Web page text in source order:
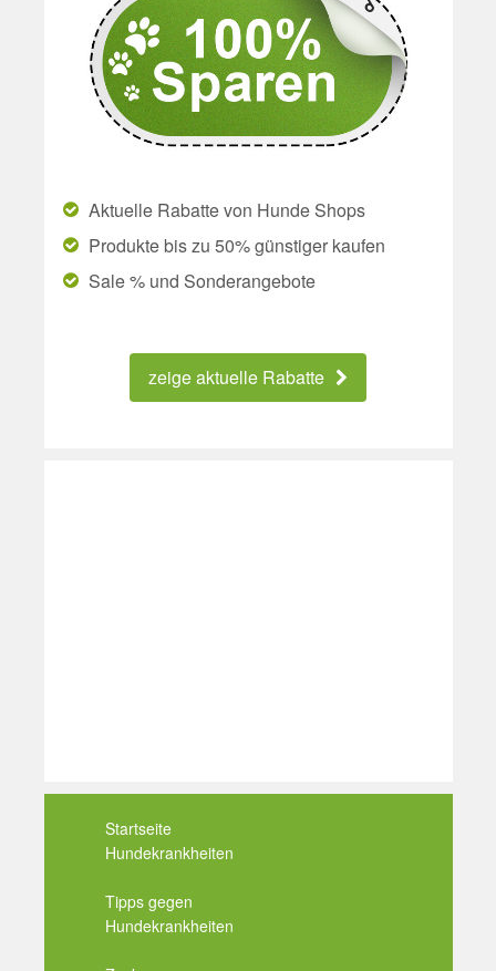
Aktuelle Rabatte von Hunde Shops
Produkte bis zu 50% günstiger kaufen
Sale % und Sonderangebote
zeige aktuelle Rabatte
Startseite
Hundekrankheiten
Tipps gegen
Hundekrankheiten